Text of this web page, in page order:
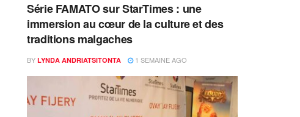
Série FAMATO sur StarTimes : une
immersion au cœur de la culture et des
traditions malgaches
BY LYNDA ANDRIATSITONTA 1 SEMAINE AGO